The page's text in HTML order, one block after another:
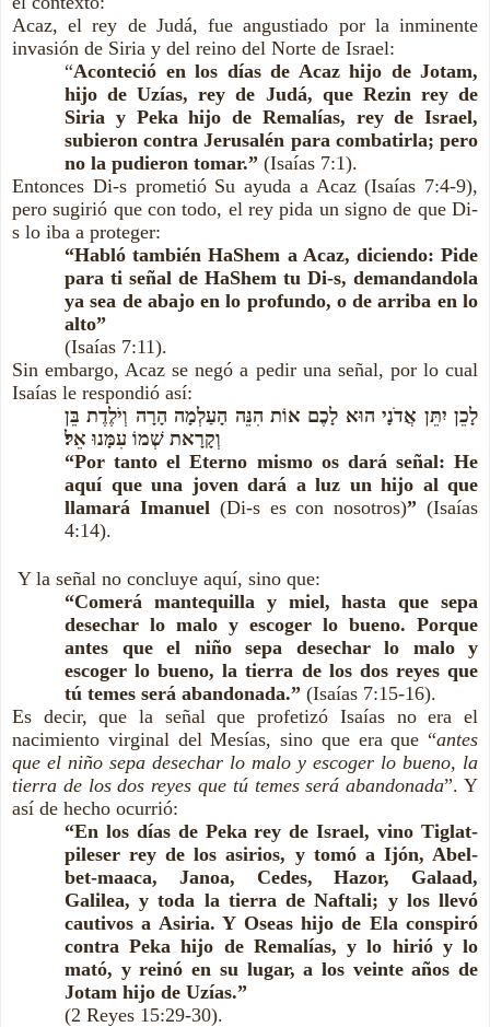
Acaz, el rey de Judá, fue angustiado por la inminente
invasión de Siria y del reino del Norte de Israel:
“Aconteció en los días de Acaz hijo de Jotam,
hijo de Uzías, rey de Judá, que Rezin rey de
Siria y Peka hijo de Remalías, rey de Israel,
subieron contra Jerusalén para combatirla; pero
no la pudieron tomar.” (Isaías 7:1).
Entonces Di-s prometió Su ayuda a Acaz (Isaías 7:4-9),
pero sugirió que con todo, el rey pida un signo de que Di-
s lo iba a proteger:
“Habló también HaShem a Acaz, diciendo: Pide
para ti señal de HaShem tu Di-s, demandandola
ya sea de abajo en lo profundo, o de arriba en lo
alto”
(Isaías 7:11).
Sin embargo, Acaz se negó a pedir una señal, por lo cual
Isaías le respondió así:
לָכֵן יִתֵּן אֲדֹנָי הוּא לָכֶם אוֹת הִנֵּה הָעַלְמָה הָרָה וְיֹלֶדֶת בֵּן
וְקָרָאת שְׁמוֹ עִמָּנוּ אֵל׃
“Por tanto el Eterno mismo os dará señal: He
aquí que una joven dará a luz un hijo al que
llamará Imanuel (Di-s es con nosotros)” (Isaías
4:14).
Y la señal no concluye aquí, sino que:
“Comerá mantequilla y miel, hasta que sepa
desechar lo malo y escoger lo bueno. Porque
antes que el niño sepa desechar lo malo y
escoger lo bueno, la tierra de los dos reyes que
tú temes será abandonada.” (Isaías 7:15-16).
Es decir, que la señal que profetizó Isaías no era el
nacimiento virginal del Mesías, sino que era que “antes
que el niño sepa desechar lo malo y escoger lo bueno, la
tierra de los dos reyes que tú temes será abandonada”. Y
así de hecho ocurrió:
“En los días de Peka rey de Israel, vino Tiglat-
pileser rey de los asirios, y tomó a Ijón, Abel-
bet-maaca, Janoa, Cedes, Hazor, Galaad,
Galilea, y toda la tierra de Naftali; y los llevó
cautivos a Asiria. Y Oseas hijo de Ela conspiró
contra Peka hijo de Remalías, y lo hirió y lo
mató, y reinó en su lugar, a los veinte años de
Jotam hijo de Uzías.”
(2 Reyes 15:29-30).